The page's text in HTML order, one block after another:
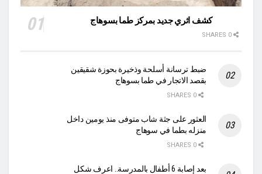
كشف اثري جديد بمركز طما بسوهاج
ضبط ترسانة أسلحة وذخيرة بحوزة شقيقين
بقصد الاتجار في طما بسوهاج
العثور على جثة شاب متوفى منذ يومين داخل
منزله بطما في سوهاج
بعد إصابة 6 أطفال بالمدرسة.. اعرف شكل